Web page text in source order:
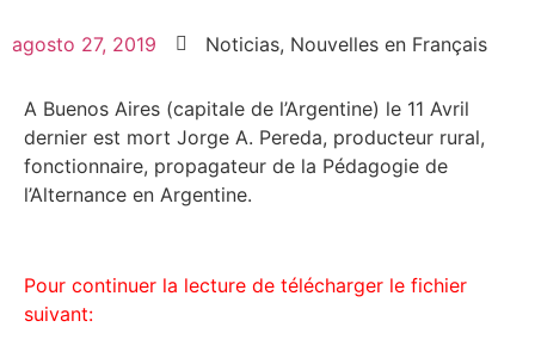
agosto 27, 2019 Noticias, Nouvelles en Français
A Buenos Aires (capitale de l’Argentine) le 11 Avril
dernier est mort Jorge A. Pereda, producteur rural,
fonctionnaire, propagateur de la Pédagogie de
l’Alternance en Argentine.
Pour continuer la lecture de télécharger le fichier
suivant: